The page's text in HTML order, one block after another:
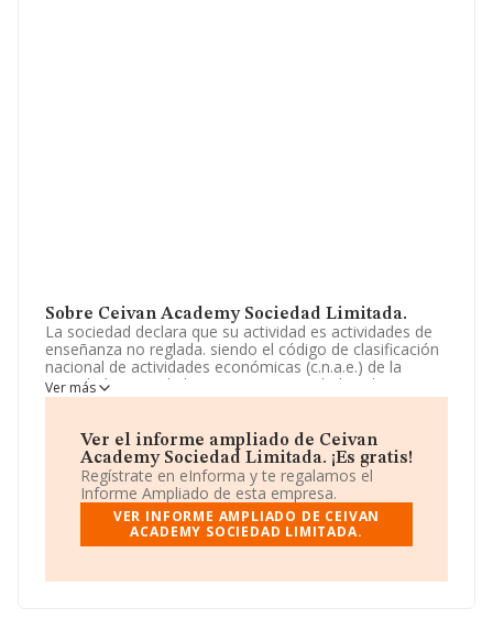
Sobre Ceivan Academy Sociedad Limitada.
La sociedad declara que su actividad es actividades de
enseñanza no reglada. siendo el código de clasificación
nacional de actividades económicas (c.n.a.e.) de la
actividad principal el 85.59. otras actividades: diseño,
desarrollo, organización e impartición de cursos y
médico-estéticos. La empresa está registrada como
Sociedad Limitada. Su actividad CNAE es 'Otra
educación n.c.o.p.' con código 8559. No realiza actividad
de importación y/o exportación.
La sociedadCeivan Academy Sociedad Limitada
con NIF B27614254, tiene su domicilio social
en el municipio de Rafelbunyol, en Valencia, Comunidad
Ver más
Ver el informe ampliado de Ceivan
Academy Sociedad Limitada. ¡Es gratis!
Regístrate en eInforma y te regalamos el
Informe Ampliado de esta empresa.
VER INFORME AMPLIADO DE CEIVAN
ACADEMY SOCIEDAD LIMITADA.